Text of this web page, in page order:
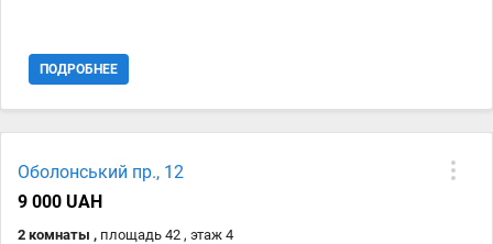
ПОДРОБНЕЕ
Оболонський пр., 12
9 000 UAH
2 комнаты , площадь 42 , этаж 4